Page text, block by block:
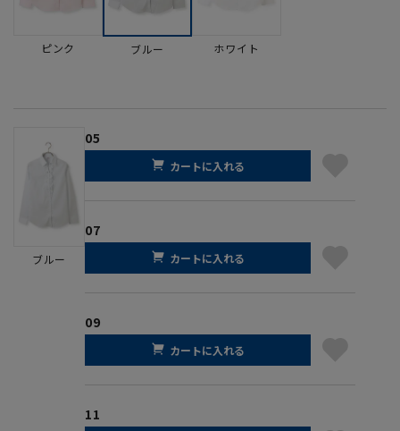
ピンク ブルー ホワイト
ブルー
05
カートに入れる
07
カートに入れる
09
カートに入れる
11